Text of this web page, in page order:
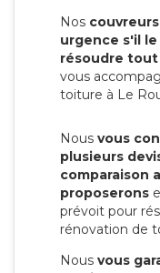
Nos
urgence s'il
résoudre
vous
toiture à Le
Nous vous
plusieurs
comparaison
proposerons
prévoit pour
rénovation de
Nous vous